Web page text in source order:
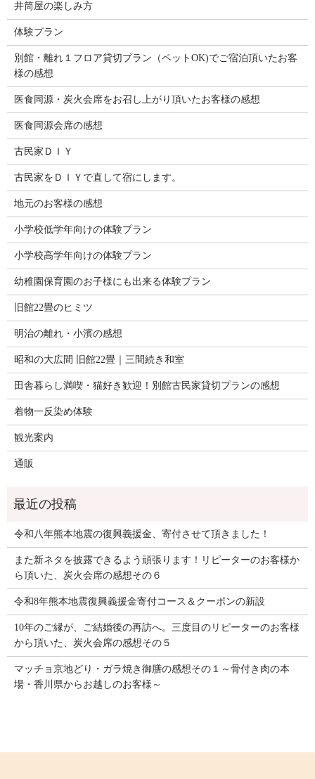
井筒屋の楽しみ方
体験プラン
別館・離れ１フロア貸切プラン（ペットOK)でご宿泊頂いたお客
様の感想
医食同源・炭火会席をお召し上がり頂いたお客様の感想
医食同源会席の感想
古民家ＤＩＹ
古民家をＤＩＹで直して宿にします。
地元のお客様の感想
小学校低学年向けの体験プラン
小学校高学年向けの体験プラン
幼稚園保育園のお子様にも出来る体験プラン
旧館22畳のヒミツ
明治の離れ・小濱の感想
昭和の大広間 旧館22畳｜三間続き和室
田舎暮らし満喫・猫好き歓迎！別館古民家貸切プランの感想
着物一反染め体験
観光案内
通販
令和八年熊本地震の復興義援金、寄付させて頂きました！
また新ネタを披露できるよう頑張ります！リピーターのお客様か
ら頂いた、炭火会席の感想その６
令和8年熊本地震復興義援金寄付コース＆クーポンの新設
10年のご縁が、ご結婚後の再訪へ。三度目のリピーターのお客様
から頂いた、炭火会席の感想その５
マッチョ京地どり・ガラ焼き御膳の感想その１～骨付き肉の本
場・香川県からお越しのお客様～